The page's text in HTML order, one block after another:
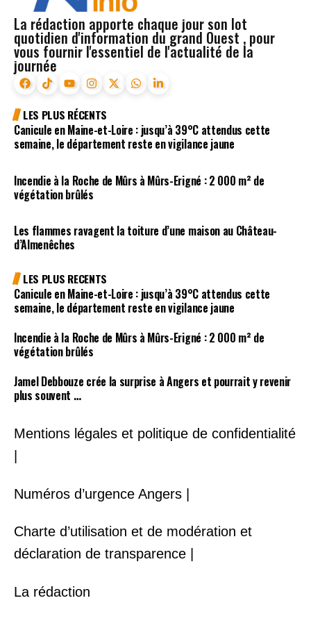
La rédaction apporte chaque jour son lot
quotidien d'information du grand Ouest , pour
vous fournir l'essentiel de l'actualité de la
journée
LES PLUS RÉCENTS
Canicule en Maine-et-Loire : jusqu’à 39°C attendus cette
semaine, le département reste en vigilance jaune
Incendie à la Roche de Mûrs à Mûrs-Erigné : 2 000 m² de
végétation brûlés
Les flammes ravagent la toiture d’une maison au Château-
d’Almenêches
LES PLUS RECENTS
Canicule en Maine-et-Loire : jusqu’à 39°C attendus cette
semaine, le département reste en vigilance jaune
Incendie à la Roche de Mûrs à Mûrs-Erigné : 2 000 m² de
végétation brûlés
Jamel Debbouze crée la surprise à Angers et pourrait y revenir
plus souvent …
Mentions légales et politique de confidentialité
Numéros d’urgence Angers |
Charte d’utilisation et de modération et
déclaration de transparence |
La rédaction